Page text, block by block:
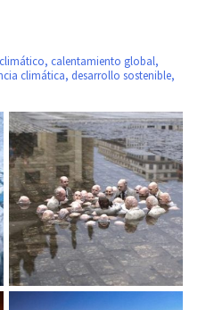
calentamiento global,
climática, desarrollo sostenible,